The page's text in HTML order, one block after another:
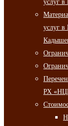
услуг
услуг
РХ